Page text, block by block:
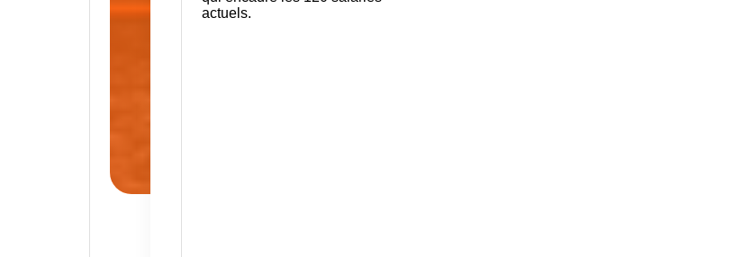
actuels.